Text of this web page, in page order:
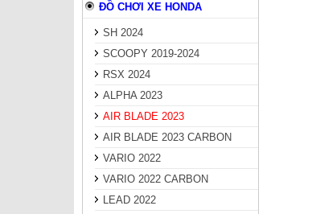
ĐỒ CHƠI XE HONDA
SH 2024
SCOOPY 2019-2024
RSX 2024
ALPHA 2023
AIR BLADE 2023
AIR BLADE 2023 CARBON
VARIO 2022
VARIO 2022 CARBON
LEAD 2022